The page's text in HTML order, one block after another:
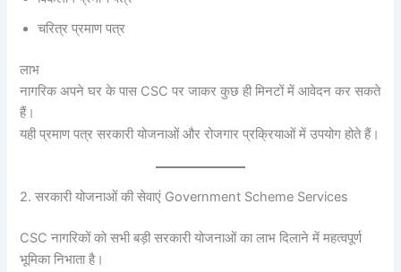
चरित्र प्रमाण पत्र
लाभ
नागरिक अपने घर के पास CSC पर जाकर कुछ ही मिनटों में आवेदन कर सकते
हैं।
यही प्रमाण पत्र सरकारी योजनाओं और रोजगार प्रक्रियाओं में उपयोग होते हैं।
2. सरकारी योजनाओं की सेवाएं Government Scheme Services
CSC नागरिकों को सभी बड़ी सरकारी योजनाओं का लाभ दिलाने में महत्वपूर्ण
भूमिका निभाता है।